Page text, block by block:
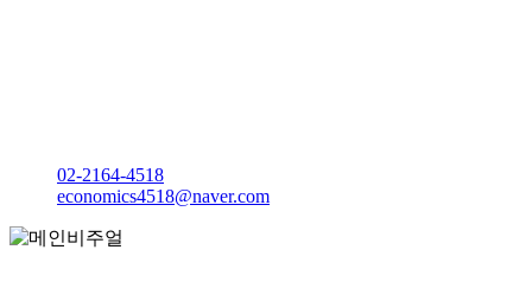
02-2164-4518
economics4518@naver.com